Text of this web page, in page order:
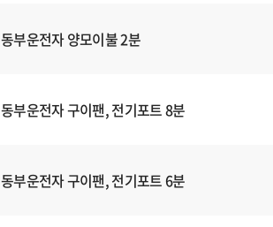
동부운전자 양모이불 2분
동부운전자 구이팬, 전기포트 8분
동부운전자 구이팬, 전기포트 6분